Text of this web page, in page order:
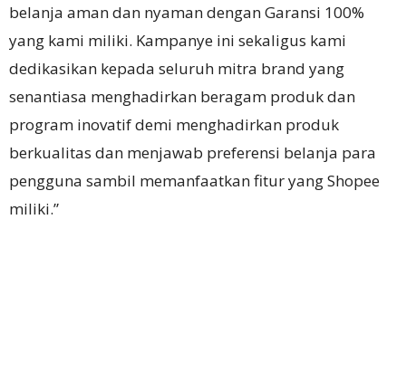
belanja aman dan nyaman dengan Garansi 100%
yang kami miliki. Kampanye ini sekaligus kami
dedikasikan kepada seluruh mitra brand yang
senantiasa menghadirkan beragam produk dan
program inovatif demi menghadirkan produk
berkualitas dan menjawab preferensi belanja para
pengguna sambil memanfaatkan fitur yang Shopee
miliki.”